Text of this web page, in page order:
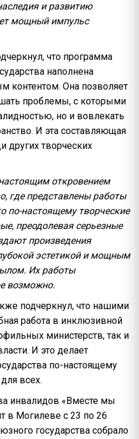
и развитию
мощный импульс
что программа
наполнена
контентом. Она позволяет
проблемы, с которыми
но и вовлекать
И эта составляющая
других творческих
откровением
где представлены работы
по-настоящему творческие
преодолевая серьезные
произведения
эстетикой и мощным
Их работы
возможно.
подчеркнул, что нашими
работа в инклюзивной
министерств, так и
И это делает
по-настоящему
всех.
инвалидов «Вместе мы
в Могилеве с 23 по 26
государства собрало